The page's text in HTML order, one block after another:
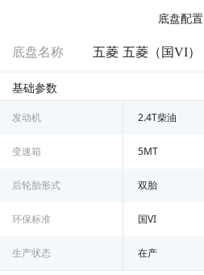
底盘配置
底盘名称 五菱 五菱（国VI）
基础参数
发动机 2.4T柴油
变速箱 5MT
后轮胎形式 双胎
环保标准 国VI
生产状态 在产